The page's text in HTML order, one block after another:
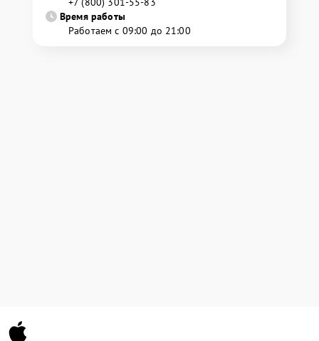
Время работы
Работаем с 09:00 до 21:00